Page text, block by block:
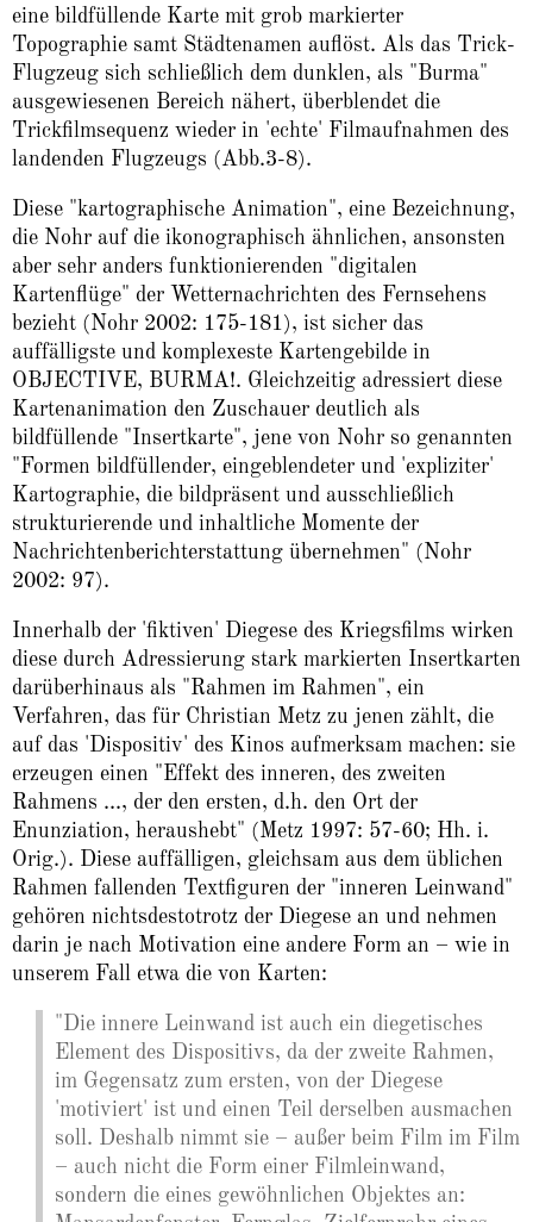
eine bildfüllende Karte mit grob markierter
Topographie samt Städtenamen auflöst. Als das Trick-
Flugzeug sich schließlich dem dunklen, als "Burma"
ausgewiesenen Bereich nähert, überblendet die
Trickfilmsequenz wieder in 'echte' Filmaufnahmen des
landenden Flugzeugs (Abb.3-8).
Diese "kartographische Animation", eine Bezeichnung,
die Nohr auf die ikonographisch ähnlichen, ansonsten
aber sehr anders funktionierenden "digitalen
Kartenflüge" der Wetternachrichten des Fernsehens
bezieht (Nohr 2002: 175-181), ist sicher das
auffälligste und komplexeste Kartengebilde in
OBJECTIVE, BURMA!. Gleichzeitig adressiert diese
Kartenanimation den Zuschauer deutlich als
bildfüllende "Insertkarte", jene von Nohr so genannten
"Formen bildfüllender, eingeblendeter und 'expliziter'
Kartographie, die bildpräsent und ausschließlich
strukturierende und inhaltliche Momente der
Nachrichtenberichterstattung übernehmen" (Nohr
2002: 97).
Innerhalb der 'fiktiven' Diegese des Kriegsfilms wirken
diese durch Adressierung stark markierten Insertkarten
darüberhinaus als "Rahmen im Rahmen", ein
Verfahren, das für Christian Metz zu jenen zählt, die
auf das 'Dispositiv' des Kinos aufmerksam machen: sie
erzeugen einen "Effekt des inneren, des zweiten
Rahmens ..., der den ersten, d.h. den Ort der
Enunziation, heraushebt" (Metz 1997: 57-60; Hh. i.
Orig.). Diese auffälligen, gleichsam aus dem üblichen
Rahmen fallenden Textfiguren der "inneren Leinwand"
gehören nichtsdestotrotz der Diegese an und nehmen
darin je nach Motivation eine andere Form an – wie in
unserem Fall etwa die von Karten:
"Die innere Leinwand ist auch ein diegetisches
Element des Dispositivs, da der zweite Rahmen,
im Gegensatz zum ersten, von der Diegese
'motiviert' ist und einen Teil derselben ausmachen
soll. Deshalb nimmt sie – außer beim Film im Film
– auch nicht die Form einer Filmleinwand,
sondern die eines gewöhnlichen Objektes an: